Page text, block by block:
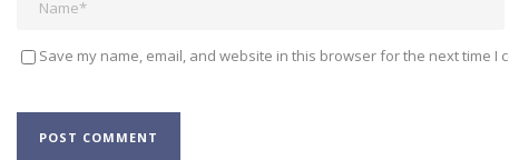
Save my name, email, and website in this browser for the next time I